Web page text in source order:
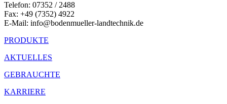
Telefon: 07352 / 2488
Fax: +49 (7352) 4922
E-Mail: info@bodenmueller-landtechnik.de
PRODUKTE
AKTUELLES
GEBRAUCHTE
KARRIERE